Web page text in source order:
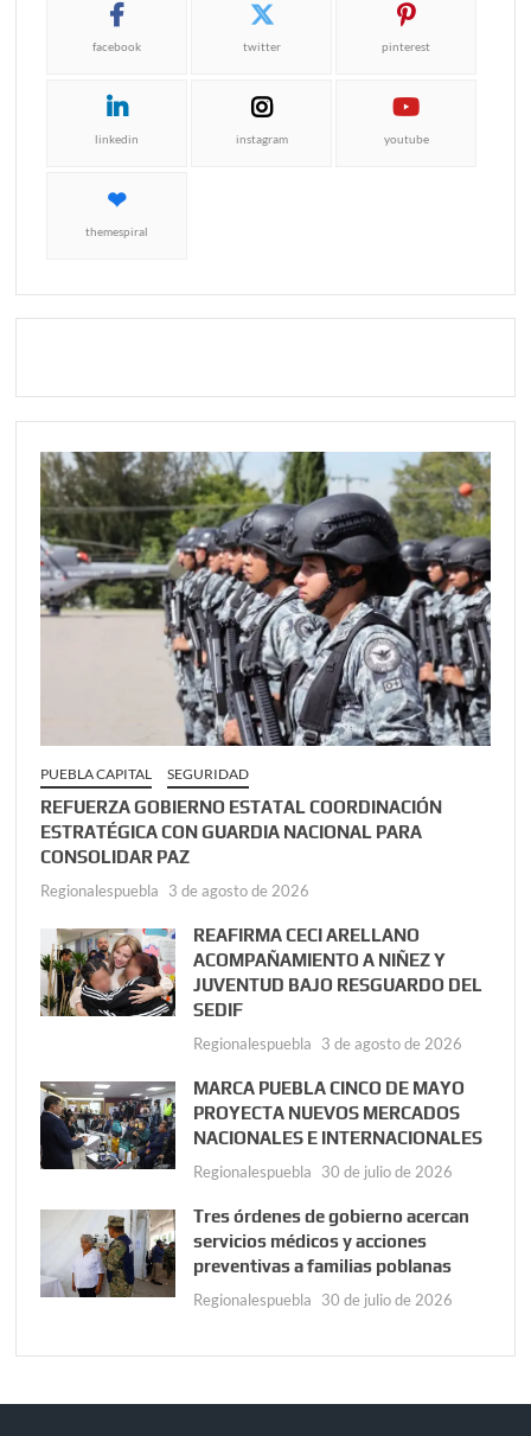
facebook twitter pinterest
linkedin instagram youtube
themespiral
PUEBLA CAPITAL SEGURIDAD
REFUERZA GOBIERNO ESTATAL COORDINACIÓN
ESTRATÉGICA CON GUARDIA NACIONAL PARA
CONSOLIDAR PAZ
Regionalespuebla 3 de agosto de 2026
REAFIRMA CECI ARELLANO
ACOMPAÑAMIENTO A NIÑEZ Y
JUVENTUD BAJO RESGUARDO DEL
SEDIF
Regionalespuebla 3 de agosto de 2026
MARCA PUEBLA CINCO DE MAYO
PROYECTA NUEVOS MERCADOS
NACIONALES E INTERNACIONALES
Regionalespuebla 30 de julio de 2026
Tres órdenes de gobierno acercan
servicios médicos y acciones
preventivas a familias poblanas
Regionalespuebla 30 de julio de 2026